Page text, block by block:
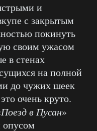
и
с закрытым
покинуть
своим ужасом
в стенах
на полной
до чужих шеек
очень круто.
Поезд в Пусан»
опусом